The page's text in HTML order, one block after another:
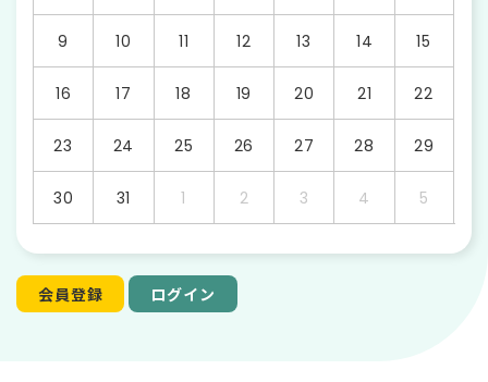
9 10 11 12 13 14 15
16 17 18 19 20 21 22
23 24 25 26 27 28 29
30 31 1 2 3 4 5
会員登録 ログイン